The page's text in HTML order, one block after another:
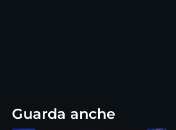
Guarda anche